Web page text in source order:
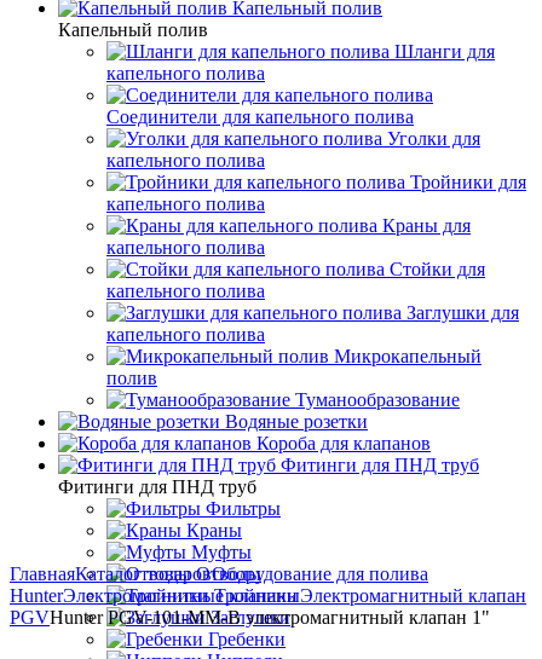
Капельный полив
Капельный полив
Шланги для
капельного полива
Соединители для капельного полива
Уголки для
капельного полива
Тройники для
капельного полива
Краны для
капельного полива
Стойки для
капельного полива
Заглушки для
капельного полива
Микрокапельный
полив
Туманообразование
Водяные розетки
Короба для клапанов
Фитинги для ПНД труб
Фитинги для ПНД труб
Фильтры
Краны
Муфты
Отводы
Тройники
Заглушки
Гребенки
ГлавнаяКаталог товаровОборудование для полива
HunterЭлектромагнитные клапаныЭлектромагнитный клапан
PGVHunter PGV-101-MM-B электромагнитный клапан 1"